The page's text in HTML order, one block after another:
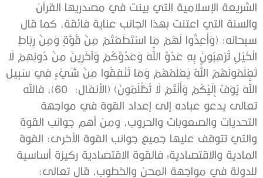
الشريعة الإسلامية التي بينت في مصدريها القرآن
والسنة التي اعتنت بهذا الجانب عناية فائقة، كما قال
سبحانه: (وَأَعِدُّوا لَهُمْ مَا اسْتَطَعْتُمْ مِنْ قُوَّةٍ وَمِنْ رِبَاطِ
الْخَيْلِ تُرْهِبُونَ بِهِ عَدُوَّ اللَّهِ وَعَدُوَّكُمْ وَآخَرِينَ مِنْ دُونِهِمْ لَا
تَعْلَمُونَهُمُ اللَّهُ يَعْلَمُهُمْ وَمَا تُنْفِقُوا مِنْ شَيْءٍ فِي سَبِيلِ
اللَّهِ يُوَفَّ إِلَيْكُمْ وَأَنْتُمْ لَا تُظْلَمُونَ) (الأنفال: 60)، فالله
تعالى يدعو عباده إلى إعداد القوة في مواجهة
التحديات والصعوبات والحروب، ومن أهم جوانب القوة
والتي تتوقف عليها جميع جوانب القوة الأخرى: القوة
المادية والاقتصادية؛ فالقوة الاقتصادية ركيزة أساسية
للدولة في مواجهة المحن والخطوب، قال تعالى: